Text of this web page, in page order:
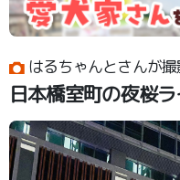
はるちゃんとさんが
日本橋室町の夜桜